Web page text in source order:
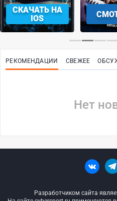
СКАЧАТЬ НА
IOS
РЕКОМЕНДАЦИИ СВЕЖЕЕ
Нет
Разработчиком сайта